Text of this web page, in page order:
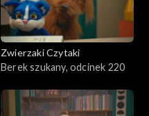
Zwierzaki Czytaki
Berek szukany, odcinek 220